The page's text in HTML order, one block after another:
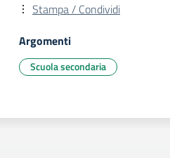
Stampa / Condividi
Argomenti
Scuola secondaria